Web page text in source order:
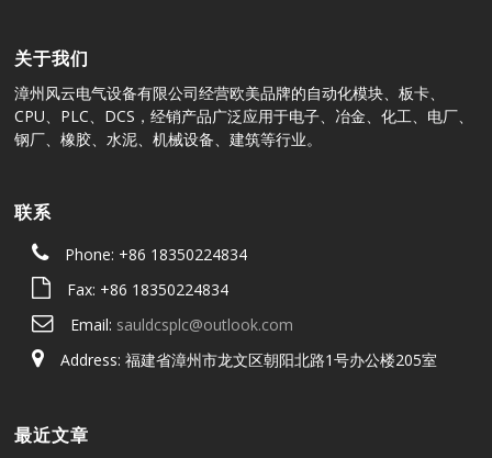
关于我们
漳州风云电气设备有限公司经营欧美品牌的自动化模块、板卡、
CPU、PLC、DCS，经销产品广泛应用于电子、冶金、化工、电厂、
钢厂、橡胶、水泥、机械设备、建筑等行业。
联系
Phone: +86 18350224834
Fax: +86 18350224834
Email: sauldcsplc@outlook.com
Address: 福建省漳州市龙文区朝阳北路1号办公楼205室
最近文章